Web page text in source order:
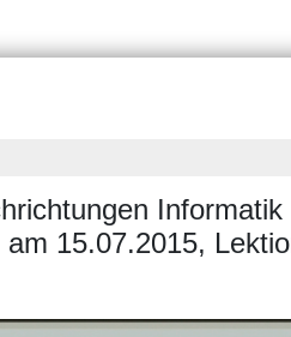
Informatik
15.07.2015,